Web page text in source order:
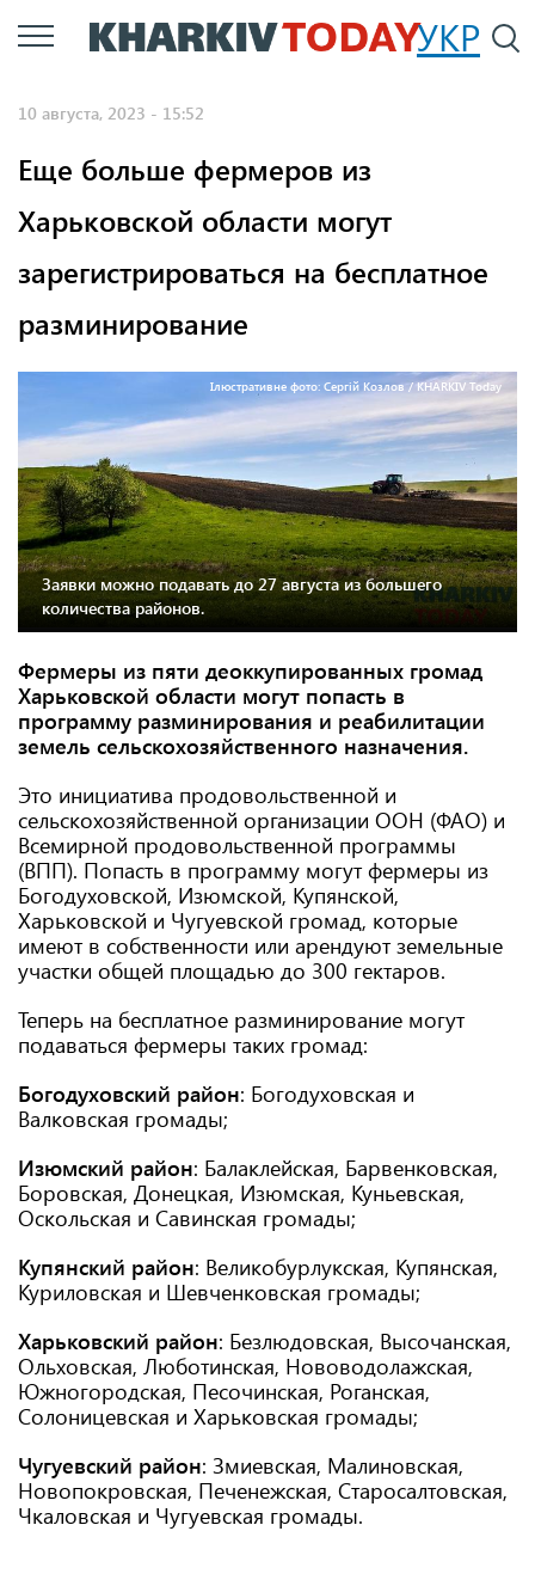
Перейти
к
УКР
10 августа, 2023 - 15:52
Еще больше фермеров из
Харьковской области могут
зарегистрироваться на бесплатное
разминирование
Ілюстративне фото: Сергій Козлов / KHARKIV Today
Заявки можно подавать до 27 августа из большего
количества районов.
Фермеры из пяти деоккупированных громад
Харьковской области могут попасть в
программу разминирования и реабилитации
земель сельскохозяйственного назначения.
Это инициатива продовольственной и
сельскохозяйственной организации ООН (ФАО) и
Всемирной продовольственной программы
(ВПП). Попасть в программу могут фермеры из
Богодуховской, Изюмской, Купянской,
Харьковской и Чугуевской громад, которые
имеют в собственности или арендуют земельные
участки общей площадью до 300 гектаров.
Теперь на бесплатное разминирование могут
подаваться фермеры таких громад:
Богодуховский район: Богодуховская и
Валковская громады;
Изюмский район: Балаклейская, Барвенковская,
Боровская, Донецкая, Изюмская, Куньевская,
Оскольская и Савинская громады;
Купянский район: Великобурлукская, Купянская,
Куриловская и Шевченковская громады;
Харьковский район: Безлюдовская, Высочанская,
Ольховская, Люботинская, Нововодолажская,
Южногородская, Песочинская, Роганская,
Солоницевская и Харьковская громады;
Чугуевский район: Змиевская, Малиновская,
Новопокровская, Печенежская, Старосалтовская,
Чкаловская и Чугуевская громады.